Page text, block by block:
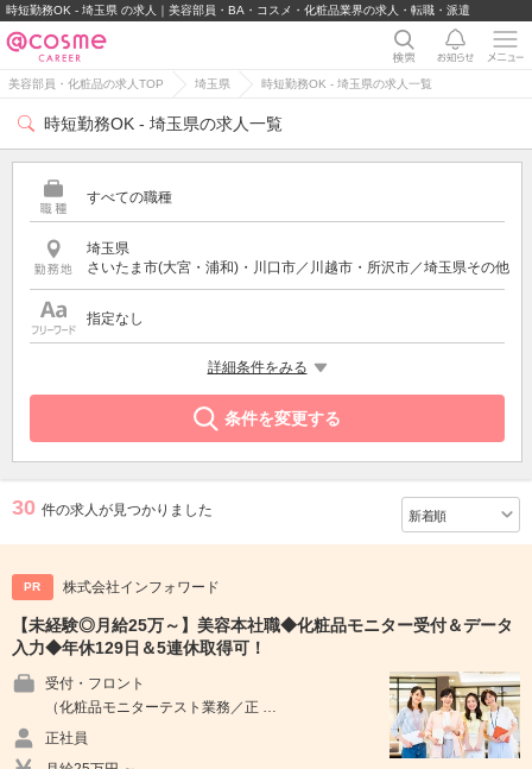
時短勤務OK - 埼玉県 の求人｜美容部員・BA・コスメ・化粧品業界の求人・転職・派遣
美容部員・化粧品の求人TOP 埼玉県 時短勤務OK - 埼玉県の求人一覧
時短勤務OK - 埼玉県の求人一覧
すべての職種
埼玉県
さいたま市(大宮・浦和)・川口市／川越市・所沢市／埼玉県その他
指定なし
詳細条件をみる
条件を変更する
30 件の求人が見つかりました
PR 株式会社インフォワード
【未経験◎月給25万～】美容本社職◆化粧品モニター受付＆データ
入力◆年休129日＆5連休取得可！
受付・フロント
（化粧品モニターテスト業務／正 …
正社員